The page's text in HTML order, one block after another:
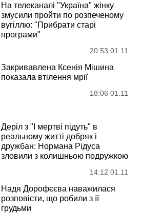
На телеканалі "Україна" жінку
змусили пройти по розпеченому
вугіллю: "Прибрати старі
програми"
20:53 01.11
Закривавлена Ксенія Мішина
показала втілення мрії
18:06 01.11
Деріл з "І мертві підуть" в
реальному житті добряк і
дружбан: Нормана Рідуса
зловили з колишньою подружкою
14:12 01.11
Надя Дорофєєва наважилася
розповісти, що робили з її
грудьми